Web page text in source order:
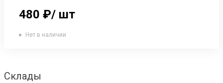
480 ₽/ шт
Нет в наличии
Склады